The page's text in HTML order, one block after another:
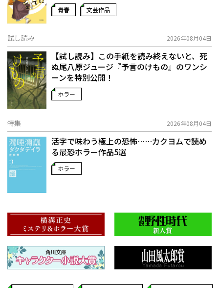
青春 文芸作品
試し読み 2026年08月04日
【試し読み】この手紙を読み終えないと、死
ぬ――尾八原ジュージ『予言のけもの』のワンシ
ーンを特別公開！
ホラー
特集 2026年08月04日
活字で味わう極上の恐怖……カクヨムで読め
る最恐ホラー作品5選
ホラー